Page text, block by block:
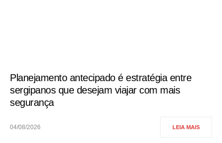
Planejamento antecipado é estratégia entre
sergipanos que desejam viajar com mais
segurança
04/08/2026 LEIA MAIS